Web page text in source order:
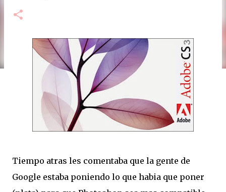
Tiempo atras les comentaba que la gente de
Google estaba poniendo lo que habia que poner